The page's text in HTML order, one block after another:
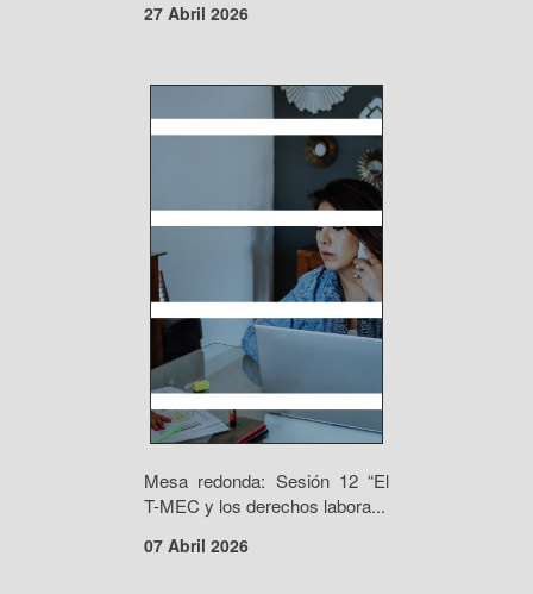
27 Abril 2026
Mesa redonda: Sesión 12 “El
T-MEC y los derechos labora...
07 Abril 2026